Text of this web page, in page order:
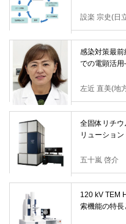
設楽 宗史(日
感染対策最
での電顕活
左近 直美(地
全基盤研究所)
全固体リチ
リューション
五十嵐 啓介
120 kV TEM
索機能の特長